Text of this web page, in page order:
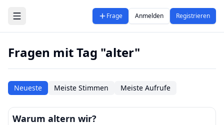
Zum Hauptinhalt springen
Frage Anmelden Registrieren
Fragen mit Tag "alter"
Neueste Meiste Stimmen Meiste Aufrufe
Warum altern wir?